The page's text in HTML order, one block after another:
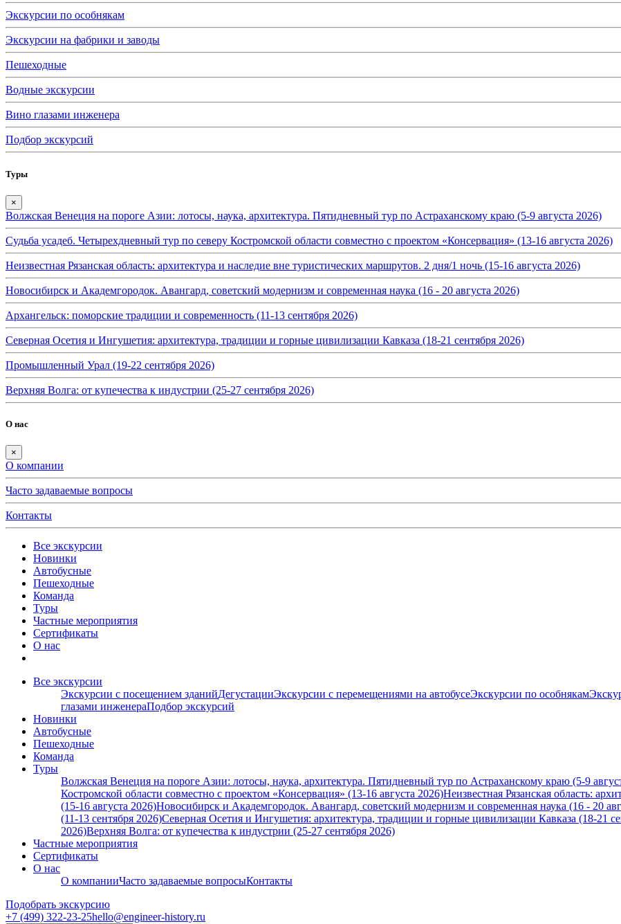
Экскурсии по особнякам
Экскурсии на фабрики и заводы
Пешеходные
Водные экскурсии
Вино глазами инженера
Подбор экскурсий
Туры
×
Волжская Венеция на пороге Азии: лотосы, наука, архитектура. Пятидневный тур по Астраханскому краю (5-9 августа 2026)
Судьба усадеб. Четырехдневный тур по северу Костромской области совместно с проектом «Консервация» (13-16 августа 2026)
Неизвестная Рязанская область: архитектура и наследие вне туристических маршрутов. 2 дня/1 ночь (15-16 августа 2026)
Новосибирск и Академгородок. Авангард, советский модернизм и современная наука (16 - 20 августа 2026)
Архангельск: поморские традиции и современность (11-13 сентября 2026)
Северная Осетия и Ингушетия: архитектура, традиции и горные цивилизации Кавказа (18-21 сентября 2026)
Промышленный Урал (19-22 сентября 2026)
Верхняя Волга: от купечества к индустрии (25-27 сентября 2026)
О нас
×
О компании
Часто задаваемые вопросы
Контакты
Все экскурсии
Новинки
Автобусные
Пешеходные
Команда
Туры
Частные мероприятия
Сертификаты
О нас
Все экскурсии
Экскурсии с посещением зданийДегустацииЭкскурсии с перемещениями на автобусеЭкскурсии по особнякам
глазами инженераПодбор экскурсий
Новинки
Автобусные
Пешеходные
Команда
Туры
Волжская Венеция на пороге Азии: лотосы, наука, архитектура. Пятидневный тур по Астраханскому краю (5-9
Костромской области совместно с проектом «Консервация» (13-16 августа 2026)Неизвестная Рязанская область:
(15-16 августа 2026)Новосибирск и Академгородок. Авангард, советский модернизм и современная наука (16 - 20
(11-13 сентября 2026)Северная Осетия и Ингушетия: архитектура, традиции и горные цивилизации Кавказа (18-21
2026)Верхняя Волга: от купечества к индустрии (25-27 сентября 2026)
Частные мероприятия
Сертификаты
О нас
О компанииЧасто задаваемые вопросыКонтакты
Подобрать экскурсию
+7 (499) 322-23-25hello@engineer-history.ru